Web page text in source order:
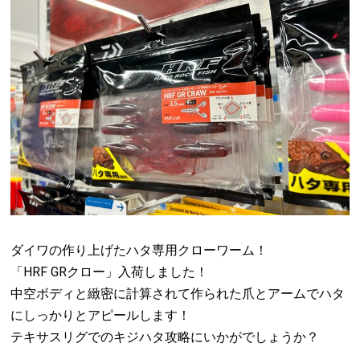
ダイワの作り上げたハタ専用クローワーム！
「HRF GRクロー」入荷しました！
中空ボディと緻密に計算されて作られた爪とアームでハタ
にしっかりとアピールします！
テキサスリグでのキジハタ攻略にいかがでしょうか？